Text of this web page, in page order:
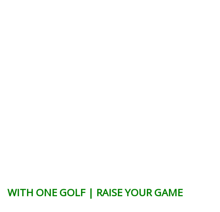
WITH ONE GOLF | RAISE YOUR GAME